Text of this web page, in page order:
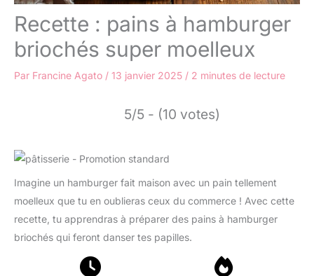
Recette : pains à hamburger
briochés super moelleux
Par Francine Agato / 13 janvier 2025 / 2 minutes de lecture
5/5 - (10 votes)
Imagine un hamburger fait maison avec un pain tellement
moelleux que tu en oublieras ceux du commerce ! Avec cette
recette, tu apprendras à préparer des pains à hamburger
briochés qui feront danser tes papilles.